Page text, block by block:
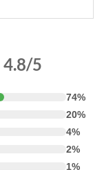
4.8/5
74%
20%
4%
2%
1%